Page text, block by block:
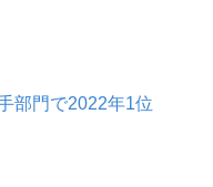
部門で2022年1位